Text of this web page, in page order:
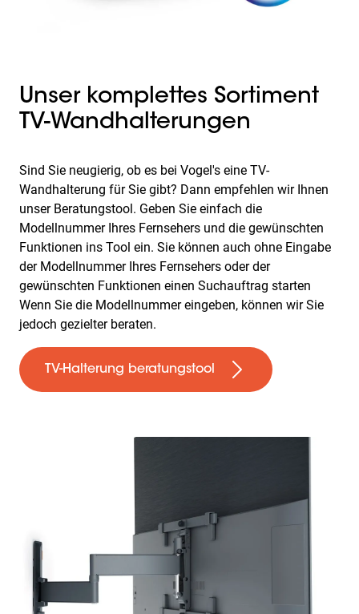
Unser komplettes Sortiment
TV-Wandhalterungen
Sind Sie neugierig, ob es bei Vogel's eine TV-
Wandhalterung für Sie gibt? Dann empfehlen wir Ihnen
unser Beratungstool. Geben Sie einfach die
Modellnummer Ihres Fernsehers und die gewünschten
Funktionen ins Tool ein. Sie können auch ohne Eingabe
der Modellnummer Ihres Fernsehers oder der
gewünschten Funktionen einen Suchauftrag starten
Wenn Sie die Modellnummer eingeben, können wir Sie
jedoch gezielter beraten.
TV-Halterung beratungstool